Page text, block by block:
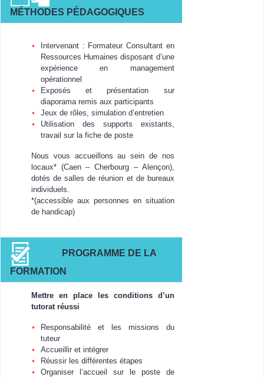
MÉTHODES PÉDAGOGIQUES
Intervenant : Formateur Consultant en
Ressources Humaines disposant d’une
expérience en management
opérationnel
Exposés et présentation sur
diaporama remis aux participants
Jeux de rôles, simulation d’entretien
Utilisation des supports existants,
travail sur la fiche de poste
Nous vous accueillons au sein de nos
locaux* (Caen – Cherbourg – Alençon),
dotés de salles de réunion et de bureaux
individuels.
*(accessible aux personnes en situation
de handicap)
PROGRAMME DE LA
FORMATION
Mettre en place les conditions d’un
tutorat réussi
Responsabilité et les missions du
tuteur
Accueillir et intégrer
Réussir les différentes étapes
Organiser l’accueil sur le poste de